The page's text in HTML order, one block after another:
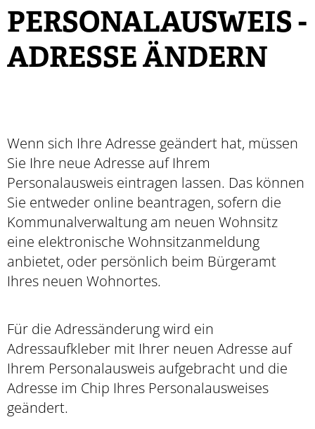
PERSONALAUSWEIS -
ADRESSE ÄNDERN
Wenn sich Ihre Adresse geändert hat, müssen
Sie Ihre neue Adresse auf Ihrem
Personalausweis eintragen lassen. Das können
Sie entweder online beantragen, sofern die
Kommunalverwaltung am neuen Wohnsitz
eine elektronische Wohnsitzanmeldung
anbietet, oder persönlich beim Bürgeramt
Ihres neuen Wohnortes.
Für die Adressänderung wird ein
Adressaufkleber mit Ihrer neuen Adresse auf
Ihrem Personalausweis aufgebracht und die
Adresse im Chip Ihres Personalausweises
geändert.